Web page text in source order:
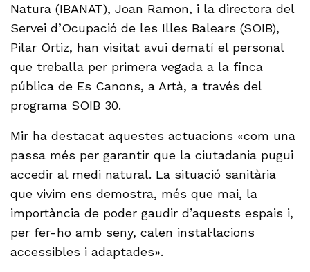
Natura (IBANAT), Joan Ramon, i la directora del
Servei d’Ocupació de les Illes Balears (SOIB),
Pilar Ortiz, han visitat avui dematí el personal
que treballa per primera vegada a la finca
pública de Es Canons, a Artà, a través del
programa SOIB 30.
Mir ha destacat aquestes actuacions «com una
passa més per garantir que la ciutadania pugui
accedir al medi natural. La situació sanitària
que vivim ens demostra, més que mai, la
importància de poder gaudir d’aquests espais i,
per fer-ho amb seny, calen instal·lacions
accessibles i adaptades».